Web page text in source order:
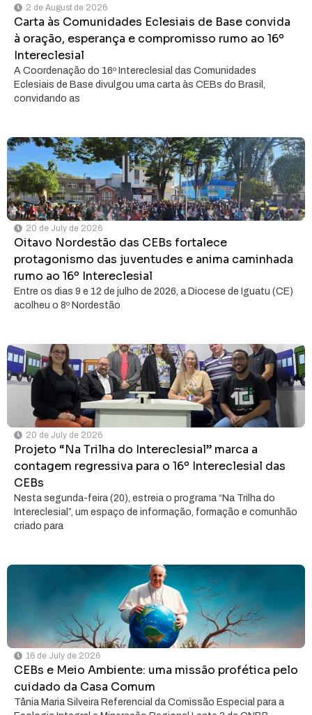
2 de August de 2026
Carta às Comunidades Eclesiais de Base convida
à oração, esperança e compromisso rumo ao 16º
Intereclesial
A Coordenação do 16º Intereclesial das Comunidades
Eclesiais de Base divulgou uma carta às CEBs do Brasil,
convidando as
20 de July de 2026
Oitavo Nordestão das CEBs fortalece
protagonismo das juventudes e anima caminhada
rumo ao 16º Intereclesial
Entre os dias 9 e 12 de julho de 2026, a Diocese de Iguatu (CE)
acolheu o 8º Nordestão
20 de July de 2026
Projeto “Na Trilha do Intereclesial” marca a
contagem regressiva para o 16º Intereclesial das
CEBs
Nesta segunda-feira (20), estreia o programa “Na Trilha do
Intereclesial”, um espaço de informação, formação e comunhão
criado para
16 de July de 2026
CEBs e Meio Ambiente: uma missão profética pelo
cuidado da Casa Comum
Tânia Maria Silveira Referencial da Comissão Especial para a